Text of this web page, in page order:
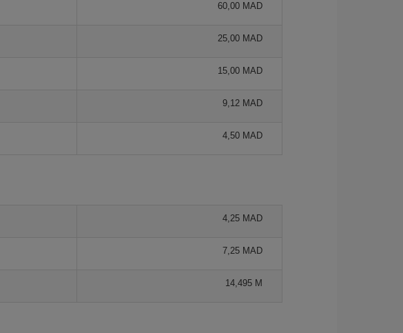
60,00 MAD
25,00 MAD
15,00 MAD
9,12 MAD
4,50 MAD
4,25 MAD
7,25 MAD
14,495 M